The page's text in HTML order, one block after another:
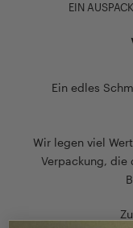
EIN
Ein edles
Wir legen viel
Verpackung, die